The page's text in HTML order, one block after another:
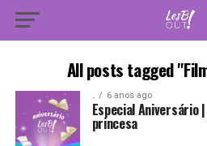
All posts tagged
. 6 anos ago
Especial Aniversário
princesa